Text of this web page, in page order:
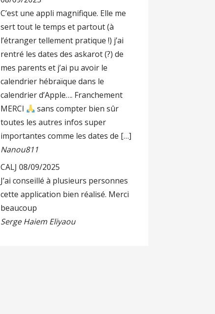
C’est une appli magnifique. Elle me
sert tout le temps et partout (à
l’étranger tellement pratique !) j’ai
rentré les dates des askarot (?) de
mes parents et j’ai pu avoir le
calendrier hébraïque dans le
calendrier d’Apple…. Franchement
MERCI
sans compter bien sûr
toutes les autres infos super
importantes comme les dates de […]
Nanou811
CALJ 08/09/2025
J’ai conseillé à plusieurs personnes
cette application bien réalisé. Merci
beaucoup
Serge Haiem Eliyaou